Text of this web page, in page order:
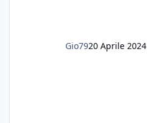
Gio7920 Aprile 2024